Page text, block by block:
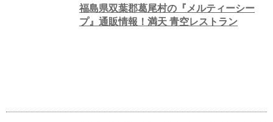
福島県双葉郡葛尾村の『メルティーシー
プ』通販情報！満天 青空レストラン